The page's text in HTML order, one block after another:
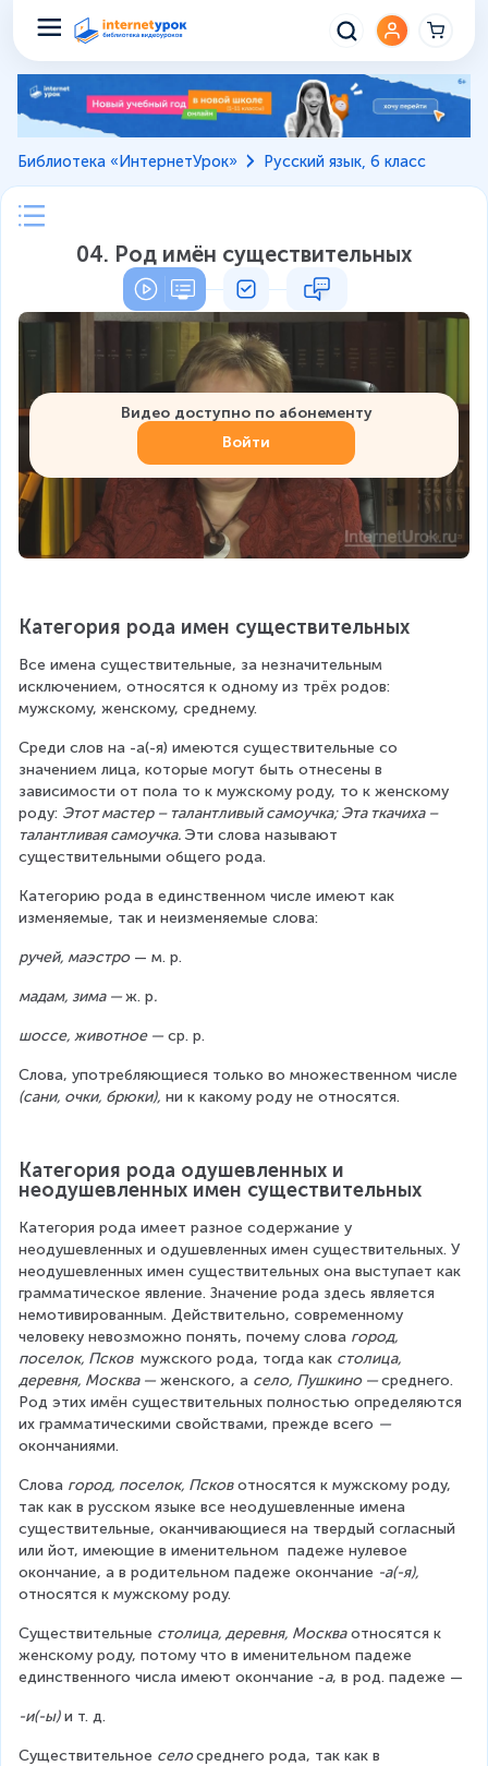
Библиотека «ИнтернетУрок» Русский язык, 6 класс
04. Род имён существительных
Видео доступно по абонементу
Войти
Категория рода имен существительных
Все имена существительные, за незначительным
исключением, относятся к одному из трёх родов:
мужскому, женскому, среднему.
Среди слов на -а(-я) имеются существительные со
значением лица, которые могут быть отнесены в
зависимости от пола то к мужскому роду, то к женскому
роду: Этот мастер – талантливый самоучка; Эта ткачиха –
талантливая самоучка. Эти слова называют
существительными общего рода.
Категорию рода в единственном числе имеют как
изменяемые, так и неизменяемые слова:
ручей, маэстро — м. р.
мадам, зима — ж. р.
шоссе, животное — ср. р.
Слова, употребляющиеся только во множественном числе
(сани, очки, брюки), ни к какому роду не относятся.
Категория рода одушевленных и
неодушевленных имен существительных
Категория рода имеет разное содержание у
неодушевленных и одушевленных имен существительных. У
неодушевленных имен существительных она выступает как
грамматическое явление. Значение рода здесь является
немотивированным. Действительно, современному
человеку невозможно понять, почему слова город,
поселок, Псков мужского рода, тогда как столица,
деревня, Москва — женского, а село, Пушкино — среднего.
Род этих имён существительных полностью определяются
их грамматическими свойствами, прежде всего —
окончаниями.
Слова город, поселок, Псков относятся к мужскому роду,
так как в русском языке все неодушевленные имена
существительные, оканчивающиеся на твердый согласный
или йот, имеющие в именительном  падеже нулевое
окончание, а в родительном падеже окончание -а(-я),
относятся к мужскому роду.
Существительные столица, деревня, Москва относятся к
женскому роду, потому что в именительном падеже
единственного числа имеют окончание -а, в род. падеже —
-и(-ы) и т. д.
Существительное село среднего рода, так как в